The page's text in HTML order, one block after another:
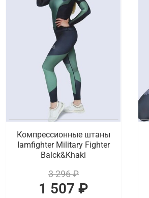
Компрессионные штаны
Iamfighter Military Fighter
Balck&Khaki
3 296 ₽
1 507 ₽